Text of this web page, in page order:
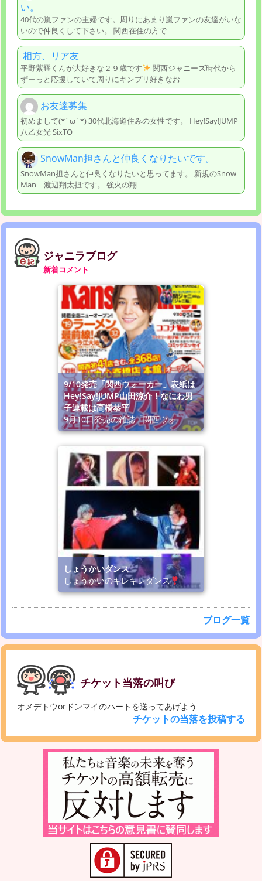
い。
40代の嵐ファンの主婦です。周りにあまり嵐ファンの友達がいな
いので仲良くして下さい。 関西在住の方で
相方、リア友
平野紫耀くんが大好きな２９歳です
関西ジャニーズ時代から
ずーっと応援していて周りにキンプリ好きなお
お友達募集
初めまして(*´ω`*) 30代北海道住みの女性です。 Hey!Say!JUMP
八乙女光 SixTO
SnowMan担さんと仲良くなりたいです。
SnowMan担さんと仲良くなりたいと思ってます。 新規のSnow
Man 渡辺翔太担です。 強火の翔
ジャニラブログ
新着コメント
9/10発売「関西ウォーカー」表紙は
Hey!Say!JUMP山田涼介！なにわ男
子連載は高橋恭平
9月10日発売の雑誌「関西ウォ
しょうかいダンス
しょうかいのキレキレダンス
ブログ一覧
チケット当落の叫び
オメデトウorドンマイのハートを送ってあげよう
チケットの当落を投稿する